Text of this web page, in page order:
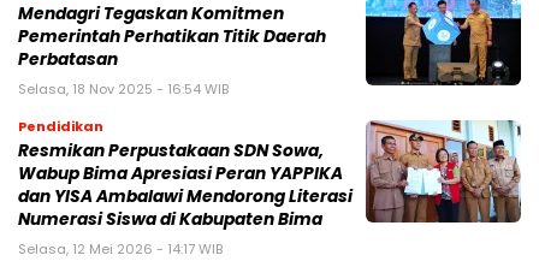
Mendagri Tegaskan Komitmen
Pemerintah Perhatikan Titik Daerah
Perbatasan
Selasa, 18 Nov 2025 - 16:54 WIB
Pendidikan
Resmikan Perpustakaan SDN Sowa,
Wabup Bima Apresiasi Peran YAPPIKA
dan YISA Ambalawi Mendorong Literasi
Numerasi Siswa di Kabupaten Bima
Selasa, 12 Mei 2026 - 14:17 WIB